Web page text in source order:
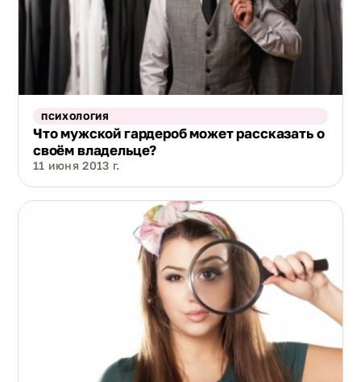
ПСИХОЛОГИЯ
Что мужской гардероб может рассказать о
своём владельце?
11 июня 2013 г.